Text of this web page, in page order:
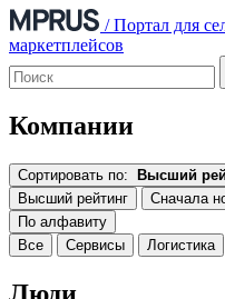
/ Портал для
маркетплейсов
Компании
Сортировать по:
Высший
Высший рейтинг
Сначала
По алфавиту
Все
Сервисы Логистика
Люди